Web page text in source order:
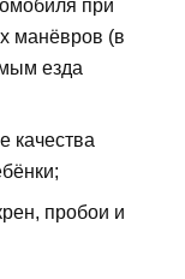
при
манёвров (в
езда
качества
пробои и